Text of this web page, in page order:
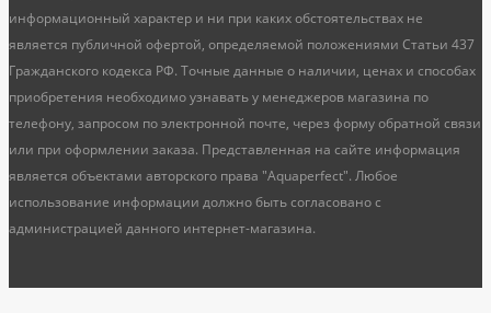
информационный характер и ни при каких обстоятельствах не
является публичной офертой, определяемой положениями Статьи 437
Гражданского кодекса РФ. Точные данные о наличии, ценах и способах
приобретения необходимо узнавать у менеджеров магазина по
телефону, запросом по электронной почте, через форму обратной связи
или при оформлении заказа. Представленная на сайте информация
является объектами авторского права "Aquaperfect". Любое
использование информации должно быть согласовано с
администрацией данного интернет-магазина.